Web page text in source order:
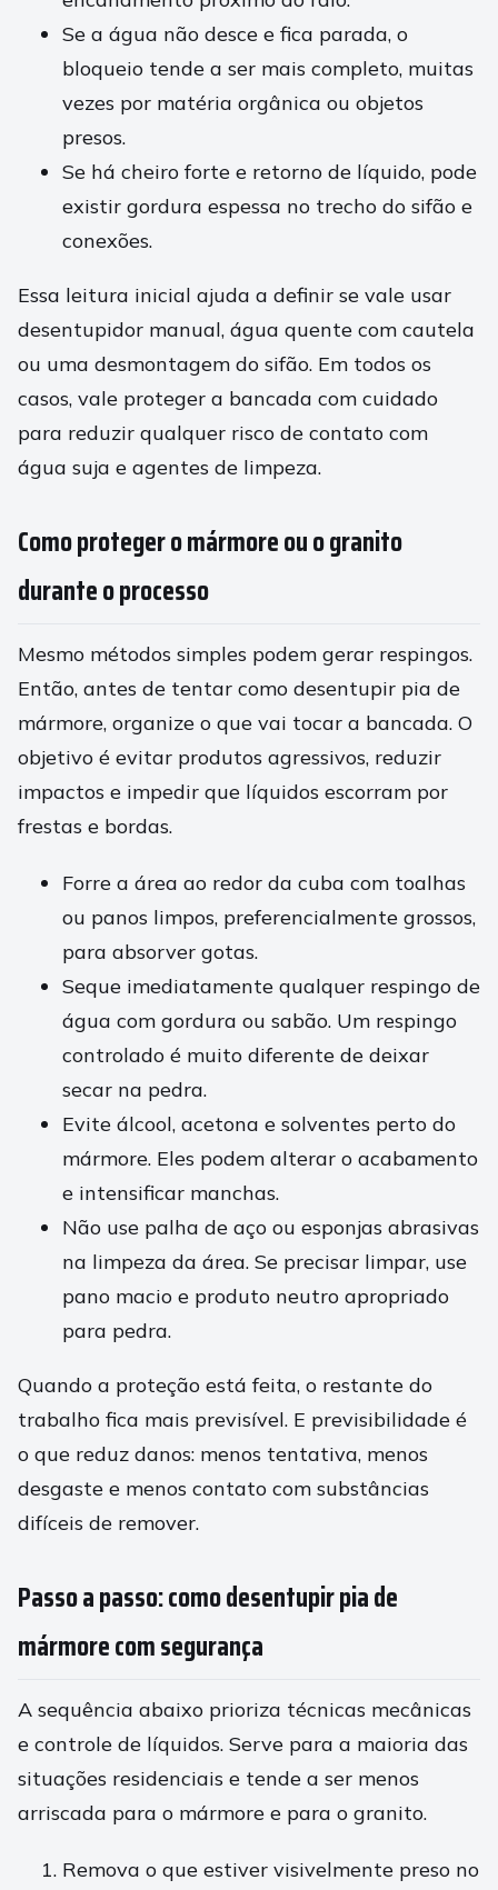
Se a água não desce e fica parada, o
bloqueio tende a ser mais completo, muitas
vezes por matéria orgânica ou objetos
presos.
Se há cheiro forte e retorno de líquido, pode
existir gordura espessa no trecho do sifão e
conexões.
Essa leitura inicial ajuda a definir se vale usar
desentupidor manual, água quente com cautela
ou uma desmontagem do sifão. Em todos os
casos, vale proteger a bancada com cuidado
para reduzir qualquer risco de contato com
água suja e agentes de limpeza.
Como proteger o mármore ou o granito
durante o processo
Mesmo métodos simples podem gerar respingos.
Então, antes de tentar como desentupir pia de
mármore, organize o que vai tocar a bancada. O
objetivo é evitar produtos agressivos, reduzir
impactos e impedir que líquidos escorram por
frestas e bordas.
Forre a área ao redor da cuba com toalhas
ou panos limpos, preferencialmente grossos,
para absorver gotas.
Seque imediatamente qualquer respingo de
água com gordura ou sabão. Um respingo
controlado é muito diferente de deixar
secar na pedra.
Evite álcool, acetona e solventes perto do
mármore. Eles podem alterar o acabamento
e intensificar manchas.
Não use palha de aço ou esponjas abrasivas
na limpeza da área. Se precisar limpar, use
pano macio e produto neutro apropriado
para pedra.
Quando a proteção está feita, o restante do
trabalho fica mais previsível. E previsibilidade é
o que reduz danos: menos tentativa, menos
desgaste e menos contato com substâncias
difíceis de remover.
Passo a passo: como desentupir pia de
mármore com segurança
A sequência abaixo prioriza técnicas mecânicas
e controle de líquidos. Serve para a maioria das
situações residenciais e tende a ser menos
arriscada para o mármore e para o granito.
Remova o que estiver visivelmente preso no